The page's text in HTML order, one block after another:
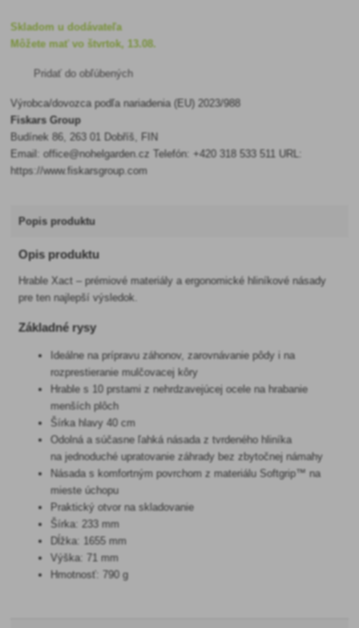
Skladom u dodávateľa
Môžete mať vo štvrtok, 13.08.
Pridať do obľúbených
Výrobca/dovozca podľa nariadenia (EU) 2023/988
Fiskars Group
Budínek 86, 263 01 Dobříš, FIN
Email: office@nohelgarden.cz Telefón: +420 318 533 511 URL:
https://www.fiskarsgroup.com
Popis produktu
Opis produktu
Hrable Xact – prémiové materiály a ergonomické hliníkové násady
pre ten najlepší výsledok.
Základné rysy
Ideálne na prípravu záhonov, zarovnávanie pôdy i na
rozprestieranie mulčovacej kôry
Hrable s 10 prstami z nehrdzavejúcej ocele na hrabanie
menších plôch
Šírka hlavy 40 cm
Odolná a súčasne ľahká násada z tvrdeného hliníka
na jednoduché upratovanie záhrady bez zbytočnej námahy
Násada s komfortným povrchom z materiálu Softgrip™ na
mieste úchopu
Praktický otvor na skladovanie
Šírka: 233 mm
Dĺžka: 1655 mm
Výška: 71 mm
Hmotnosť: 790 g